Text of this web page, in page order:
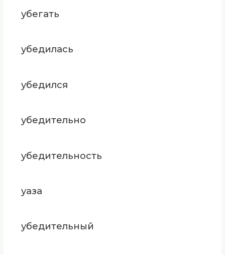
убегать
убедилась
убедился
убедительно
убедительность
уаза
убедительный